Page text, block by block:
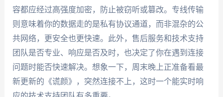
容都应经过高强度加密，防止被窃听或篡改。专线传输
则意味着你的数据走的是私有协议通道，而非混杂的公
共网络，更安全也更快速。此外，售后服务和技术支持
团队是否专业、响应是否及时，也决定了你在遇到连接
问题时能否快速解决。想象一下，周末晚上正准备看最
新更新的《谎颜》，突然连接不上，这时一个能实时响